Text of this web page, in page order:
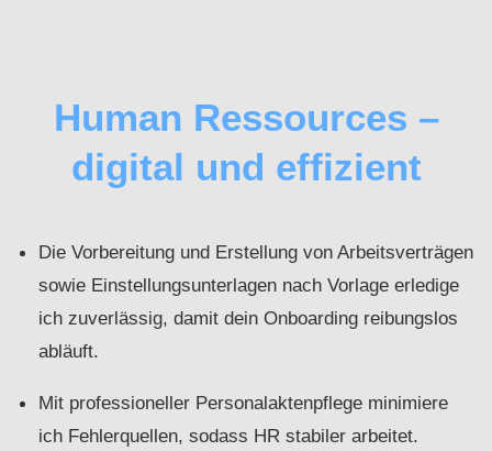
Human Ressources –
digital und effizient
Die Vorbereitung und Erstellung von Arbeitsverträgen
sowie Einstellungsunterlagen nach Vorlage erledige
ich zuverlässig, damit dein Onboarding reibungslos
abläuft.
Mit professioneller Personalaktenpflege minimiere
ich Fehlerquellen, sodass HR stabiler arbeitet.